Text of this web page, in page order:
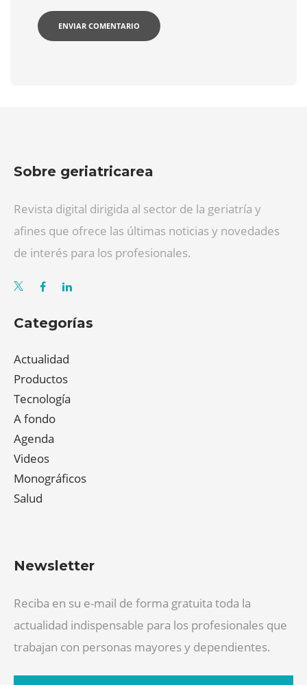
Sobre geriatricarea
Revista digital dirigida al sector de la geriatría y
afines que ofrece las últimas noticias y novedades
de interés para los profesionales.
Categorías
Actualidad
Productos
Tecnología
A fondo
Agenda
Videos
Monográficos
Salud
Newsletter
Reciba en su e-mail de forma gratuita toda la
actualidad indispensable para los profesionales que
trabajan con personas mayores y dependientes.